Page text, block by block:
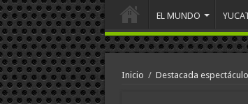
EL MUNDO
Inicio / Destacada